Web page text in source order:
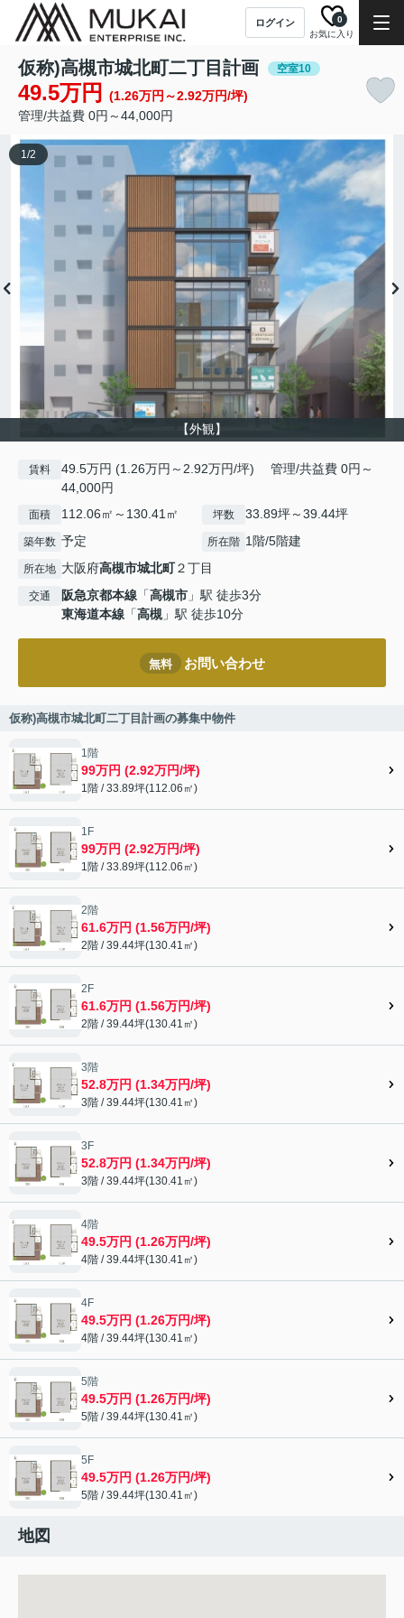
ログイン
お気に入り
0
仮称)高槻市城北町二丁目計画 空室10
49.5万円
(1.26万円～2.92万円/坪)
管理/共益費 0円～44,000円
【外観】
1/2
賃料
49.5万円 (1.26万円～2.92万円/坪) 管理/共益費 0円～
44,000円
面積 112.06㎡～130.41㎡ 坪数 33.89坪～39.44坪
築年数 予定 所在階 1階/5階建
所在地 大阪府高槻市城北町２丁目
交通 阪急京都本線 「高槻市 」駅 徒歩3分
東海道本線 「高槻 」駅 徒歩10分
無料 お問い合わせ
仮称)高槻市城北町二丁目計画の募集中物件
1階
99万円 (2.92万円/坪)
1階 / 33.89坪(112.06㎡)
1F
99万円 (2.92万円/坪)
1階 / 33.89坪(112.06㎡)
2階
61.6万円 (1.56万円/坪)
2階 / 39.44坪(130.41㎡)
2F
61.6万円 (1.56万円/坪)
2階 / 39.44坪(130.41㎡)
3階
52.8万円 (1.34万円/坪)
3階 / 39.44坪(130.41㎡)
3F
52.8万円 (1.34万円/坪)
3階 / 39.44坪(130.41㎡)
4階
49.5万円 (1.26万円/坪)
4階 / 39.44坪(130.41㎡)
4F
49.5万円 (1.26万円/坪)
4階 / 39.44坪(130.41㎡)
5階
49.5万円 (1.26万円/坪)
5階 / 39.44坪(130.41㎡)
5F
49.5万円 (1.26万円/坪)
5階 / 39.44坪(130.41㎡)
地図